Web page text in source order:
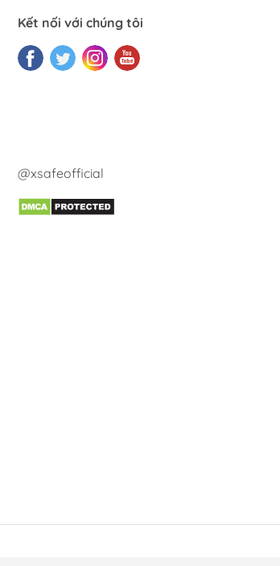
Kết nối với chúng tôi
@xsafeofficial